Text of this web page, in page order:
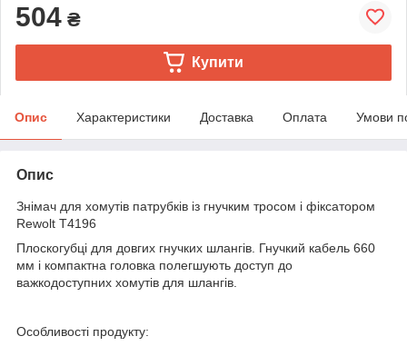
504 ₴
Купити
Опис Характеристики Доставка Оплата Умови
Опис
Знімач для хомутів патрубків із гнучким тросом і фіксатором
Rewolt T4196
Плоскогубці для довгих гнучких шлангів. Гнучкий кабель 660
мм і компактна головка полегшують доступ до
важкодоступних хомутів для шлангів.
Особливості продукту: